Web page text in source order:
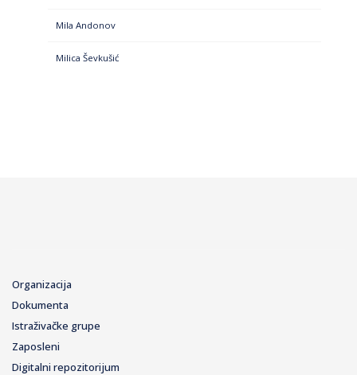
Mila Andonov
Milica Ševkušić
Organizacija
Dokumenta
Istraživačke grupe
Zaposleni
Digitalni repozitorijum